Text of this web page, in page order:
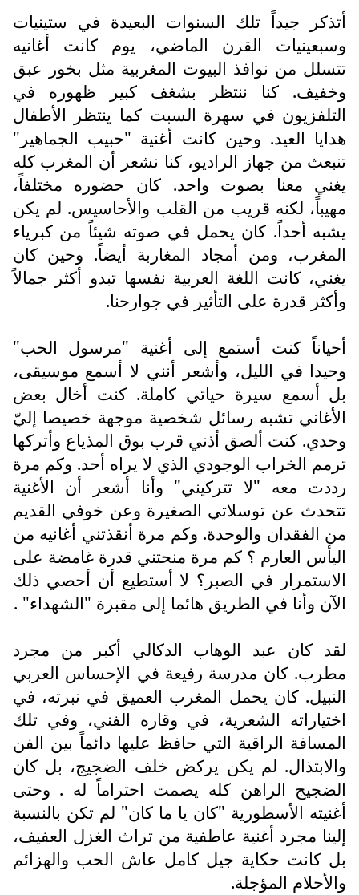
أتذكر جيداً تلك السنوات البعيدة في ستينيات
وسبعينيات القرن الماضي، يوم كانت أغانيه
تتسلل من نوافذ البيوت المغربية مثل بخور عبق
وخفيف. كنا ننتظر بشغف كبير ظهوره في
التلفزيون في سهرة السبت كما ينتظر الأطفال
هدايا العيد. وحين كانت أغنية "حبيب الجماهير"
تنبعث من جهاز الراديو، كنا نشعر أن المغرب كله
يغني معنا بصوت واحد. كان حضوره مختلفاً،
مهيباً، لكنه قريب من القلب والأحاسيس. لم يكن
يشبه أحداً. كان يحمل في صوته شيئاً من كبرياء
المغرب، ومن أمجاد المغاربة أيضاً. وحين كان
يغني، كانت اللغة العربية نفسها تبدو أكثر جمالاً
وأكثر قدرة على التأثير في جوارحنا.
أحياناً كنت أستمع إلى أغنية "مرسول الحب"
وحيدا في الليل، وأشعر أنني لا أسمع موسيقى،
بل أسمع سيرة حياتي كاملة. كنت أخال بعض
الأغاني تشبه رسائل شخصية موجهة خصيصا إليّ
وحدي. كنت ألصق أذني قرب بوق المذياع وأتركها
ترمم الخراب الوجودي الذي لا يراه أحد. وكم مرة
رددت معه "لا تتركيني" وأنا أشعر أن الأغنية
تتحدث عن توسلاتي الصغيرة وعن خوفي القديم
من الفقدان والوحدة. وكم مرة أنقذتني أغانيه من
اليأس العارم ؟ كم مرة منحتني قدرة غامضة على
الاستمرار في الصبر؟ لا أستطيع أن أحصي ذلك
الآن وأنا في الطريق هائما إلى مقبرة "الشهداء" .
لقد كان عبد الوهاب الدكالي أكبر من مجرد
مطرب. كان مدرسة رفيعة في الإحساس العربي
النبيل. كان يحمل المغرب العميق في نبرته، في
اختياراته الشعرية، في وقاره الفني، وفي تلك
المسافة الراقية التي حافظ عليها دائماً بين الفن
والابتذال. لم يكن يركض خلف الضجيج، بل كان
الضجيج الراهن كله يصمت احتراماً له . وحتى
أغنيته الأسطورية "كان يا ما كان" لم تكن بالنسبة
إلينا مجرد أغنية عاطفية من تراث الغزل العفيف،
بل كانت حكاية جيل كامل عاش الحب والهزائم
والأحلام المؤجلة.